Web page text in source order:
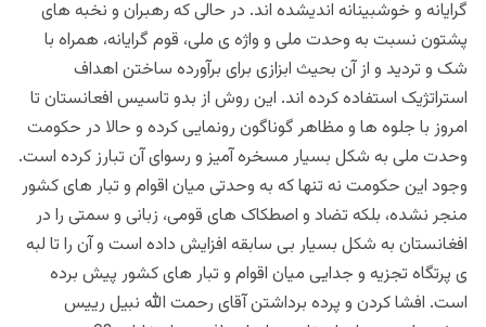
گرایانه و خوشبینانه اندیشده اند. در حالی که رهبران و نخبه های
پشتون نسبت به وحدت ملی و واژه ی ملی، قوم گرایانه، همراه با
شک و تردید و از آن بحیث ابزازی برای برآورده ساختن اهداف
استراتژیک استفاده کرده اند. این روش از بدو تاسیس افعانستان تا
امروز با جلوه ها و مظاهر گوناگون رونمایی کرده و حالا در حکومت
وحدت ملی به شکل بسیار مسخره آمیز و رسوای آن تبارز کرده است.
وجود این حکومت نه تنها که به وحدتی میان اقوام و تبار های کشور
منجر نشده، بلکه تضاد و اصطکاک های قومی، زبانی و سمتی را در
افغانستان به شکل بسیار بی سابقه افزایش داده است و آن را تا لبه
ی پرتگاه تجزیه و جدایی میان اقوام و تبار های کشور پیش برده
است. افشا کردن و پرده برداشتن آقای رحمت الله نبیل رییس